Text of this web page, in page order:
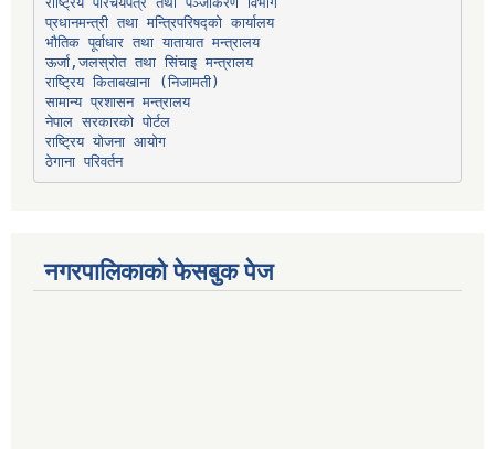
प्रधानमन्त्री तथा मन्त्रिपरिषद्को कार्यालय
भौतिक पूर्वाधार तथा यातायात मन्त्रालय
ऊर्जा,जलस्रोत तथा सिंचाइ मन्त्रालय
सामान्य प्रशासन मन्त्रालय
नेपाल सरकारको पोर्टल
राष्ट्रिय योजना आयोग
ठेगाना परिवर्तन
नगरपालिकाको फेसबुक पेज